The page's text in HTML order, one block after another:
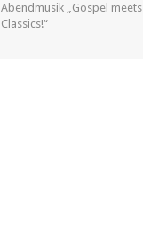
Abendmusik „Gospel meets
Classics!“